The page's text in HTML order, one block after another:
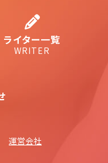
ライター一覧
WRITER
運営会社